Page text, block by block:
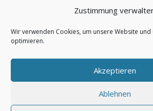
Zustimmung
Wir verwenden Cookies, um unsere Website und
optimieren.
Akzeptieren
Ablehnen
BLEIBE AUF DEM